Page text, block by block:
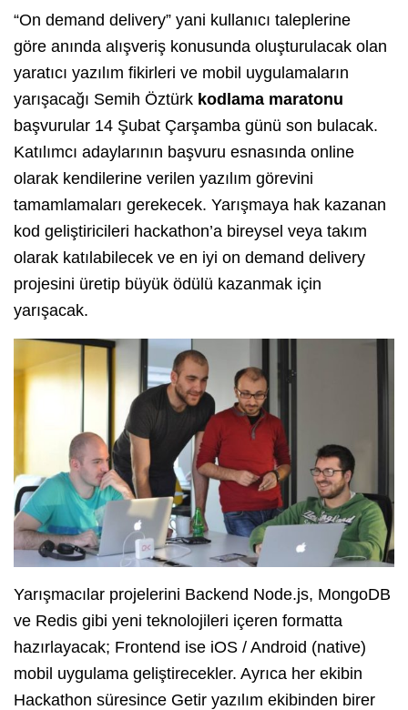
“On demand delivery” yani kullanıcı taleplerine
göre anında alışveriş konusunda oluşturulacak olan
yaratıcı yazılım fikirleri ve mobil uygulamaların
yarışacağı Semih Öztürk kodlama maratonu
başvurular 14 Şubat Çarşamba günü son bulacak.
Katılımcı adaylarının başvuru esnasında online
olarak kendilerine verilen yazılım görevini
tamamlamaları gerekecek. Yarışmaya hak kazanan
kod geliştiricileri hackathon’a bireysel veya takım
olarak katılabilecek ve en iyi on demand delivery
projesini üretip büyük ödülü kazanmak için
yarışacak.
Yarışmacılar projelerini Backend Node.js, MongoDB
ve Redis gibi yeni teknolojileri içeren formatta
hazırlayacak; Frontend ise iOS / Android (native)
mobil uygulama geliştirecekler. Ayrıca her ekibin
Hackathon süresince Getir yazılım ekibinden birer